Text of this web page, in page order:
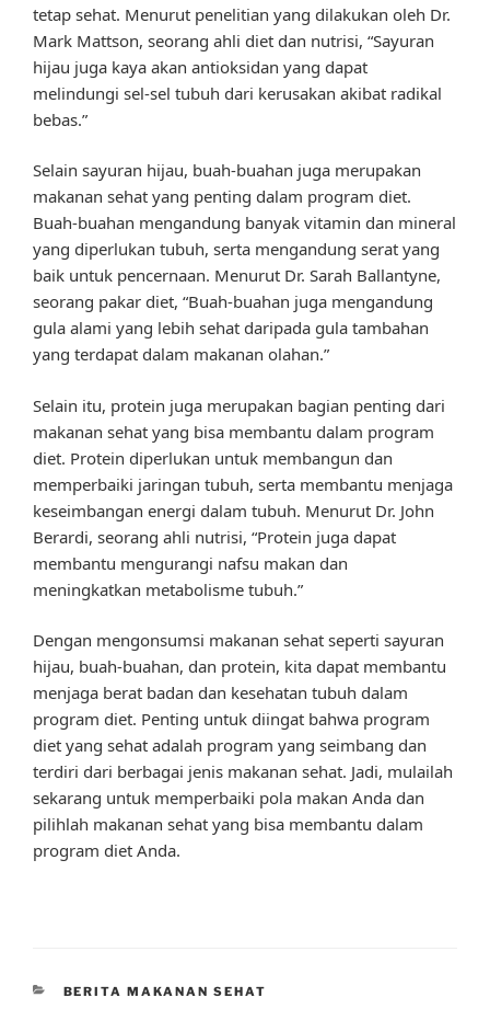
tetap sehat. Menurut penelitian yang dilakukan oleh Dr.
Mark Mattson, seorang ahli diet dan nutrisi, “Sayuran
hijau juga kaya akan antioksidan yang dapat
melindungi sel-sel tubuh dari kerusakan akibat radikal
bebas.”
Selain sayuran hijau, buah-buahan juga merupakan
makanan sehat yang penting dalam program diet.
Buah-buahan mengandung banyak vitamin dan mineral
yang diperlukan tubuh, serta mengandung serat yang
baik untuk pencernaan. Menurut Dr. Sarah Ballantyne,
seorang pakar diet, “Buah-buahan juga mengandung
gula alami yang lebih sehat daripada gula tambahan
yang terdapat dalam makanan olahan.”
Selain itu, protein juga merupakan bagian penting dari
makanan sehat yang bisa membantu dalam program
diet. Protein diperlukan untuk membangun dan
memperbaiki jaringan tubuh, serta membantu menjaga
keseimbangan energi dalam tubuh. Menurut Dr. John
Berardi, seorang ahli nutrisi, “Protein juga dapat
membantu mengurangi nafsu makan dan
meningkatkan metabolisme tubuh.”
Dengan mengonsumsi makanan sehat seperti sayuran
hijau, buah-buahan, dan protein, kita dapat membantu
menjaga berat badan dan kesehatan tubuh dalam
program diet. Penting untuk diingat bahwa program
diet yang sehat adalah program yang seimbang dan
terdiri dari berbagai jenis makanan sehat. Jadi, mulailah
sekarang untuk memperbaiki pola makan Anda dan
pilihlah makanan sehat yang bisa membantu dalam
program diet Anda.
CATEGORIES
BERITA MAKANAN SEHAT